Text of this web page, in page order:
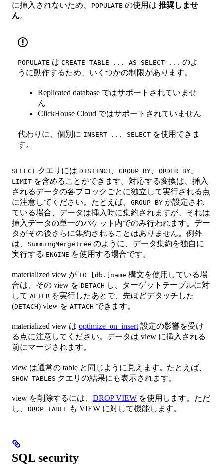
に挿入されないため、
POPULATE の使用は 推奨しませ
ん。
POPULATE は CREATE TABLE ... AS SELECT ... のよ
うに動作するため、いくつかの制限があります。
Replicated database ではサポートされていませ
ん
ClickHouse Cloud ではサポートされていません
代わりに、個別に INSERT ... SELECT を使用できま
す。
SELECT クエリには DISTINCT GROUP BY ORDER BY
LIMIT を含めることができます。対応する変換は、挿入
されるデータの各ブロックごとに独立して実行される点
に注意してください。たとえば、 GROUP BY が設定され
ている場合、データは挿入時に集約されますが、それは
挿入データの単一のパケット内でのみ行われます。デー
タがその後さらに集約されることはありません。例外
は、
SummingMergeTree のように、データ集約を独自に
実行する ENGINE を使用する場合です。
materialized view が TO [db.]name 構文を使用している場
合は、その view を DETACH し、ターゲットテーブルに対
して ALTER を実行したあとで、先ほどデタッチした
(DETACH) view を ATTACH できます。
materialized view は optimize_on_insert 設定の影響を受け
る点に注意してください。データは view に挿入される
前にマージされます。
view は通常の table と同じように見えます。たとえば、
SHOW TABLES クエリの結果にも表示されます。
view を削除するには、 DROP VIEW を使用します。ただ
し、 DROP TABLE も VIEW に対して機能します。
SQL security